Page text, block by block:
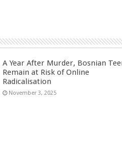
A Year After Murder, Bosnian
Remain at Risk of Online
Radicalisation
November 3, 2025